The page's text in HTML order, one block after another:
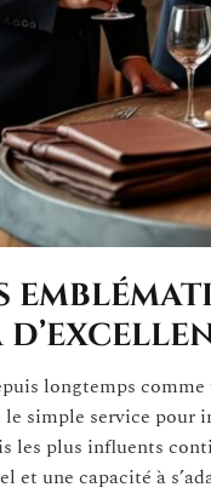
longtemps
simple service pour
les plus influents
et une capacité à